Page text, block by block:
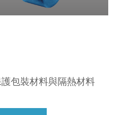
包裝材料與隔熱材料